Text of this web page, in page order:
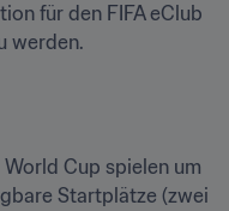
für den FIFA eClub
werden.
World Cup spielen um
Startplätze (zwei